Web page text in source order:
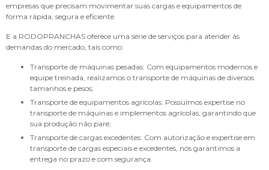
empresas que precisam movimentar suas cargas e equipamentos de
forma rápida, segura e eficiente.
E a RODOPRANCHAS oferece uma série de serviços para atender às
demandas do mercado, tais como:
Transporte de máquinas pesadas: Com equipamentos modernos e
equipe treinada, realizamos o transporte de máquinas de diversos
tamanhos e pesos;
Transporte de equipamentos agrícolas: Possuímos expertise no
transporte de máquinas e implementos agrícolas, garantindo que
sua produção não pare;
Transporte de cargas excedentes: Com autorização e expertise em
transporte de cargas especiais e excedentes, nós garantimos a
entrega no prazo e com segurança.